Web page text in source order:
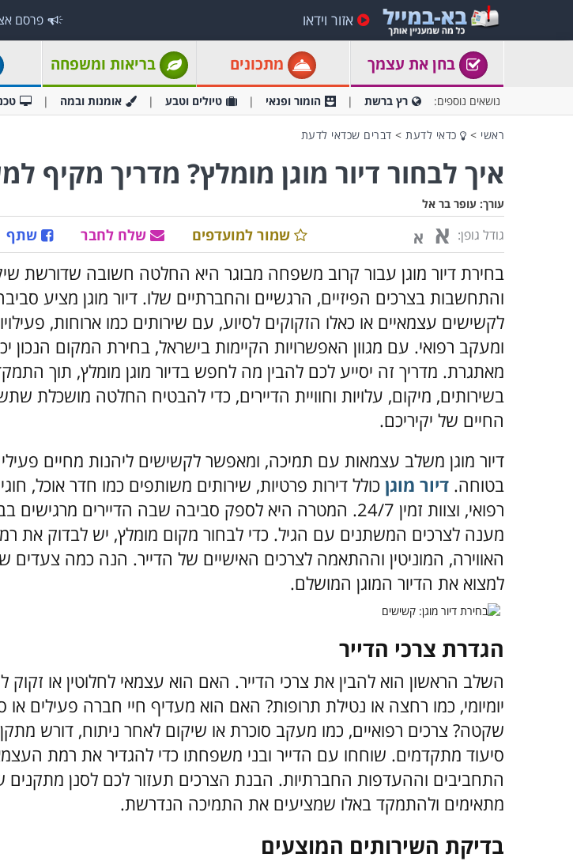
אזור וידאו פרסם
בחן את עצמך מתכונים בריאות ומשפחה
נושאים נוספים: רץ ברשת הומור ופנאי טיולים וטבע אומנות ובמה
ראשי > כדאי לדעת > דברים שכדאי לדעת
איך לבחור דיור מוגן מומלץ? מדריך מקיף
עורך: עופר בר אל
גודל גופן: א א שתף שלח לחבר שמור למועדפים
בחירת דיור מוגן עבור קרוב משפחה מבוגר היא החלטה חשובה שדורשת
והתחשבות בצרכים הפיזיים, הרגשיים והחברתיים שלו. דיור מוגן מציע
לקשישים עצמאיים או כאלו הזקוקים לסיוע, עם שירותים כמו ארוחות,
ומעקב רפואי. עם מגוון האפשרויות הקיימות בישראל, בחירת המקום הנכון
מאתגרת. מדריך זה יסייע לכם להבין מה לחפש בדיור מוגן מומלץ, תוך
בשירותים, מיקום, עלויות וחוויית הדיירים, כדי להבטיח החלטה מושכלת
החיים של יקיריכם.
דיור מוגן משלב עצמאות עם תמיכה, ומאפשר לקשישים ליהנות מחיים
בטוחה. דיור מוגן כולל דירות פרטיות, שירותים משותפים כמו חדר אוכל,
רפואי, וצוות זמין 24/7. המטרה היא לספק סביבה שבה הדיירים
מענה לצרכים המשתנים עם הגיל. כדי לבחור מקום מומלץ, יש לבדוק את
האווירה, המוניטין וההתאמה לצרכים האישיים של הדייר. הנה כמה צעדים
למצוא את הדיור המוגן המושלם.
הגדרת צרכי הדייר
השלב הראשון הוא להבין את צרכי הדייר. האם הוא עצמאי לחלוטין או זקוק
יומיומי, כמו רחצה או נטילת תרופות? האם הוא מעדיף חיי חברה פעילים או
שקטה? צרכים רפואיים, כמו מעקב סוכרת או שיקום לאחר ניתוח, דורש
סיעוד מתקדמים. שוחחו עם הדייר ובני משפחתו כדי להגדיר את רמת
התחביבים וההעדפות החברתיות. הבנת הצרכים תעזור לכם לסנן מתקנים
מתאימים ולהתמקד באלו שמציעים את התמיכה הנדרשת.
בדיקת השירותים המוצעים